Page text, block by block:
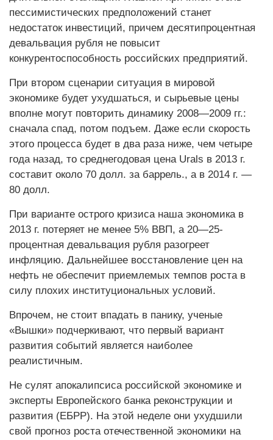
пессимистических предположений станет
недостаток инвестиций, причем десятипроцентная
девальвация рубля не повысит
конкурентоспособность российских предприятий.
При втором сценарии ситуация в мировой
экономике будет ухудшаться, и сырьевые цены
вполне могут повторить динамику 2008—2009 гг.:
сначала спад, потом подъем. Даже если скорость
этого процесса будет в два раза ниже, чем четыре
года назад, то среднегодовая цена Urals в 2013 г.
составит около 70 долл. за баррель., а в 2014 г. —
80 долл.
При варианте острого кризиса наша экономика в
2013 г. потеряет не менее 5% ВВП, а 20—25-
процентная девальвация рубля разогреет
инфляцию. Дальнейшее восстановление цен на
нефть не обеспечит приемлемых темпов роста в
силу плохих институциональных условий.
Впрочем, не стоит впадать в панику, ученые
«Вышки» подчеркивают, что первый вариант
развития событий является наиболее
реалистичным.
Не сулят апокалипсиса российской экономике и
эксперты Европейского банка реконструкции и
развития (ЕБРР). На этой неделе они ухудшили
свой прогноз роста отечественной экономики на